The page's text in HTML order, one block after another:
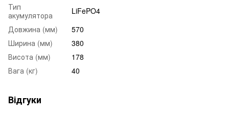
Тип
акумулятора
LiFePO4
Довжина (мм)
570
Ширина (мм)
380
Висота (мм)
178
Вага (кг)
40
Відгуки